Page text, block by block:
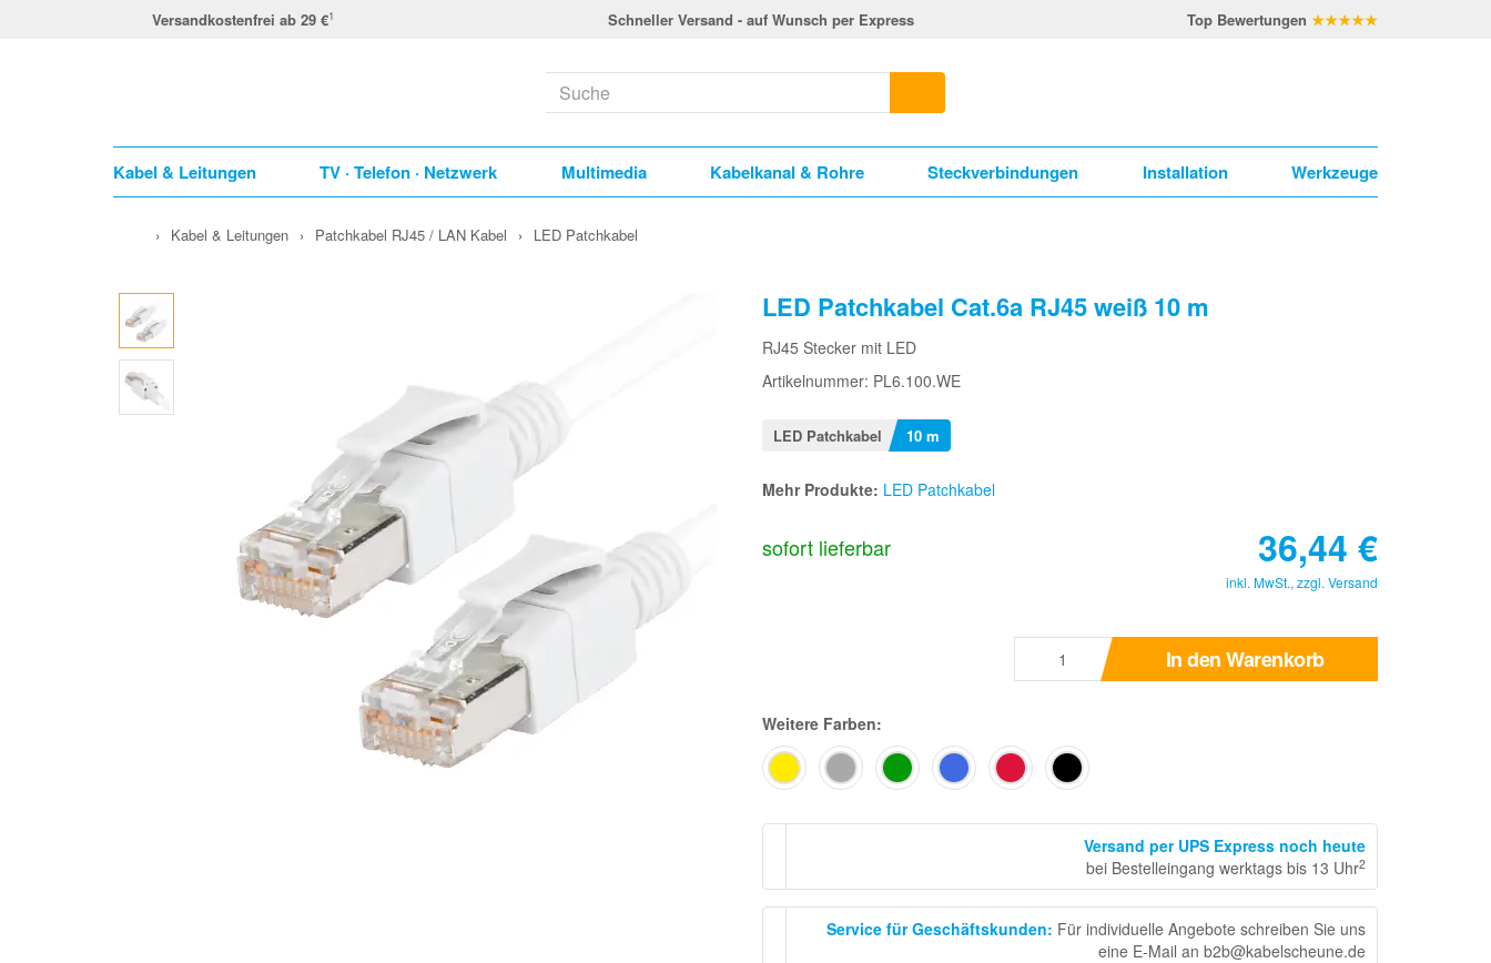
Versandkostenfrei ab 29 €1 Schneller Versand - auf Wunsch per Express Top Bewertungen ★★★★★
Kabel & Leitungen TV · Telefon · Netzwerk Multimedia Kabelkanal & Rohre Steckverbindungen Installation Werkzeuge
› Kabel & Leitungen › Patchkabel RJ45 / LAN Kabel › LED Patchkabel
LED Patchkabel Cat.6a RJ45 weiß 10 m
RJ45 Stecker mit LED
Artikelnummer: PL6.100.WE
LED Patchkabel 10 m
Mehr Produkte: LED Patchkabel
sofort lieferbar 36,44 €
inkl. MwSt., zzgl. Versand
In den Warenkorb
Weitere Farben:
Versand per UPS Express noch heute
bei Bestelleingang werktags bis 13 Uhr2
Service für Geschäftskunden: Für individuelle Angebote schreiben Sie uns
eine E-Mail an b2b@kabelscheune.de